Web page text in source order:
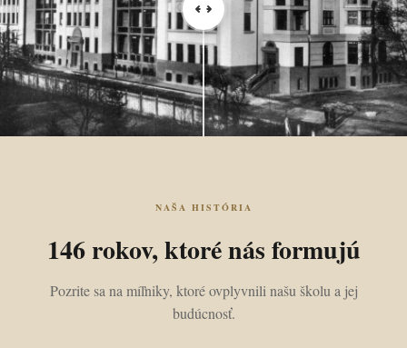
NAŠA HISTÓRIA
146 rokov, ktoré nás formujú
Pozrite sa na míľniky, ktoré ovplyvnili našu školu a jej
budúcnosť.